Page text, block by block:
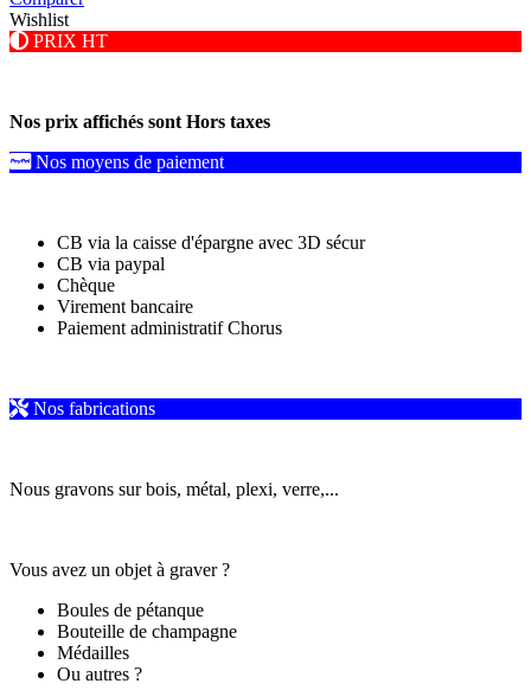
Wishlist
PRIX HT
Nos prix affichés sont Hors taxes
Nos moyens de paiement
CB via la caisse d'épargne avec 3D sécur
CB via paypal
Chèque
Virement bancaire
Paiement administratif Chorus
Nos fabrications
Nous gravons sur bois, métal, plexi, verre,...
Vous avez un objet à graver ?
Boules de pétanque
Bouteille de champagne
Médailles
Ou autres ?